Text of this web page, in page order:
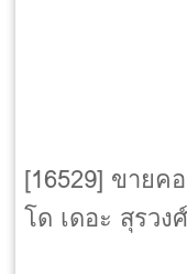
[16529] ขายค
โด เดอะ สุรวงศ์